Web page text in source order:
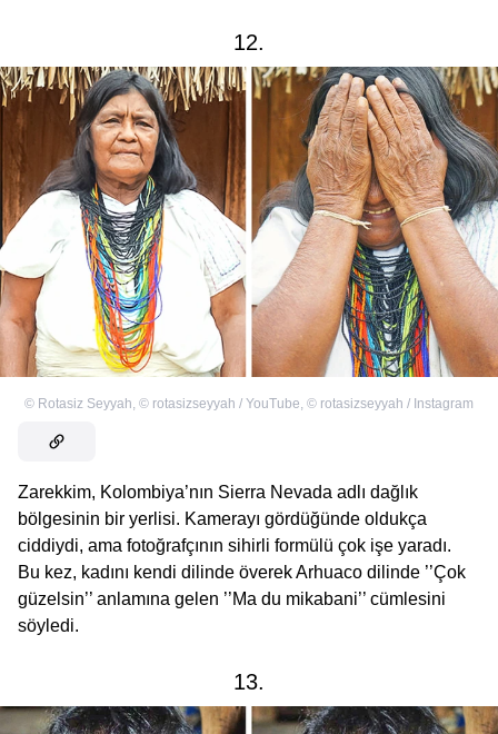
12.
© Rotasiz Seyyah, © rotasizseyyah / YouTube, © rotasizseyyah / Instagram
Zarekkim, Kolombiya’nın Sierra Nevada adlı dağlık
bölgesinin bir yerlisi. Kamerayı gördüğünde oldukça
ciddiydi, ama fotoğrafçının sihirli formülü çok işe yaradı.
Bu kez, kadını kendi dilinde överek Arhuaco dilinde ’’Çok
güzelsin’’ anlamına gelen ’’Ma du mikabani’’ cümlesini
söyledi.
13.